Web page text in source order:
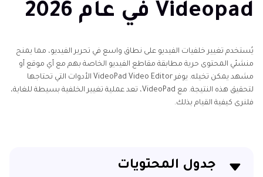
Videopad في عام 2026
يُستخدم تغيير خلفيات الفيديو على نطاق واسع في تحرير الفيديو، مما يمنح
منشئي المحتوى حرية مطابقة مقاطع الفيديو الخاصة بهم مع أي موقع أو
مشهد يمكن تخيله. يوفر VideoPad Video Editor الأدوات التي تحتاجها
لتحقيق هذه النتيجة. مع VideoPad، تعد عملية تغيير الخلفية بسيطة للغاية،
فلنرى كيفية القيام بذلك.
جدول المحتويات